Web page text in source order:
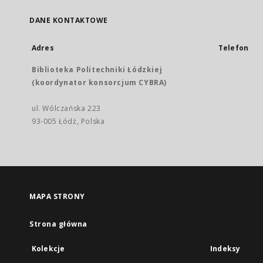
DANE KONTAKTOWE
Adres
Biblioteka Politechniki Łódzkiej
(koordynator konsorcjum CYBRA)
ul. Wólczańska 223
93-005 Łódź, Polska
Telefon
MAPA STRONY
Strona główna
Kolekcje Indeksy